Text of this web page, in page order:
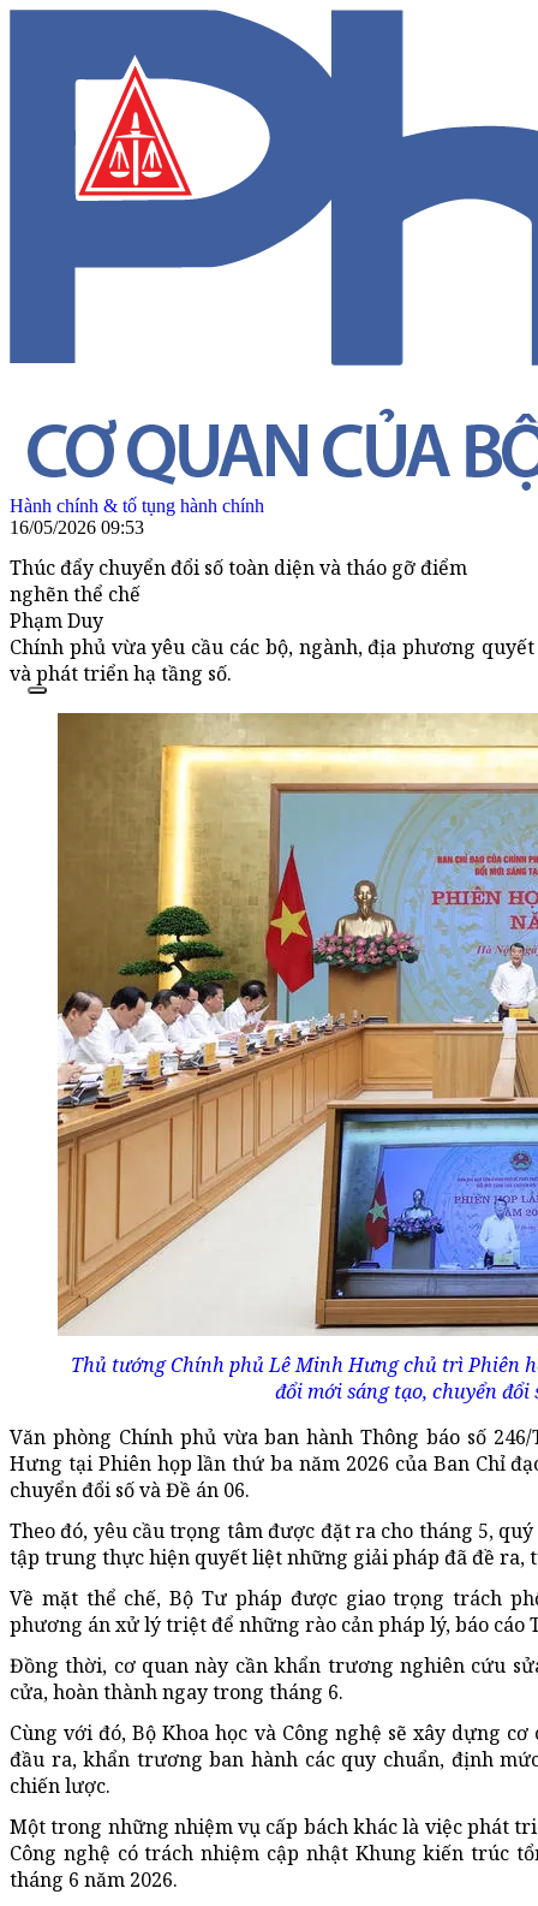
Hành chính & tố tụng hành chính
16/05/2026 09:53
Thúc đẩy chuyển đổi số toàn diện và tháo gỡ điểm
nghẽn thể chế
Phạm Duy
Chính phủ vừa yêu cầu các bộ, ngành, địa phương
và phát triển hạ tầng số.
Thủ tướng Chính phủ Lê Minh Hưng chủ trì Phiên
đổi mới sáng tạo, chuyển đổi
Văn phòng Chính phủ vừa ban hành Thông báo số
Hưng tại Phiên họp lần thứ ba năm 2026 của Ban Chỉ
chuyển đổi số và Đề án 06.
Theo đó, yêu cầu trọng tâm được đặt ra cho tháng 5,
tập trung thực hiện quyết liệt những giải pháp đã đề ra,
Về mặt thể chế, Bộ Tư pháp được giao trọng trách
phương án xử lý triệt để những rào cản pháp lý, báo
Đồng thời, cơ quan này cần khẩn trương nghiên cứu
cửa, hoàn thành ngay trong tháng 6.
Cùng với đó, Bộ Khoa học và Công nghệ sẽ xây dựng
đầu ra, khẩn trương ban hành các quy chuẩn, định
chiến lược.
Một trong những nhiệm vụ cấp bách khác là việc phát
Công nghệ có trách nhiệm cập nhật Khung kiến trúc
tháng 6 năm 2026.